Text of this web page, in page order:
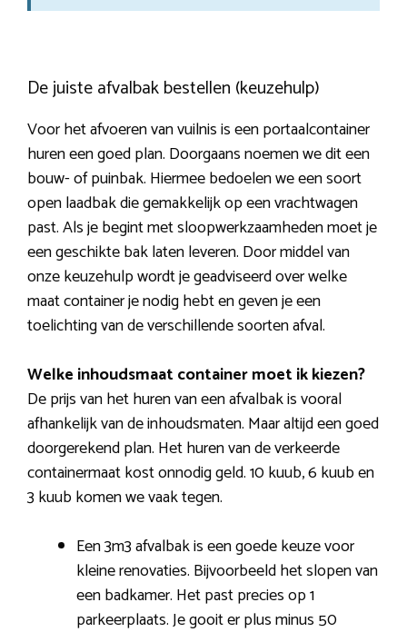
De juiste afvalbak bestellen (keuzehulp)
Voor het afvoeren van vuilnis is een portaalcontainer
huren een goed plan. Doorgaans noemen we dit een
bouw- of puinbak. Hiermee bedoelen we een soort
open laadbak die gemakkelijk op een vrachtwagen
past. Als je begint met sloopwerkzaamheden moet je
een geschikte bak laten leveren. Door middel van
onze keuzehulp wordt je geadviseerd over welke
maat container je nodig hebt en geven je een
toelichting van de verschillende soorten afval.
Welke inhoudsmaat container moet ik kiezen?
De prijs van het huren van een afvalbak is vooral
afhankelijk van de inhoudsmaten. Maar altijd een goed
doorgerekend plan. Het huren van de verkeerde
containermaat kost onnodig geld. 10 kuub, 6 kuub en
3 kuub komen we vaak tegen.
Een 3m3 afvalbak is een goede keuze voor
kleine renovaties. Bijvoorbeeld het slopen van
een badkamer. Het past precies op 1
parkeerplaats. Je gooit er plus minus 50